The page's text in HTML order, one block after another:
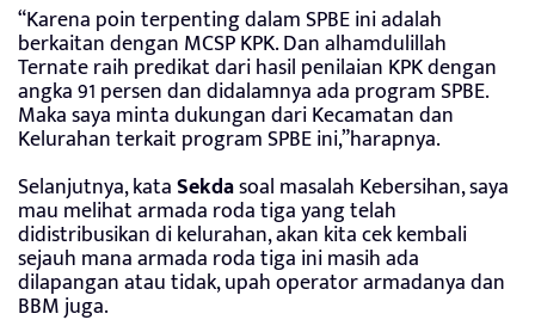
“Karena poin terpenting dalam SPBE ini adalah
berkaitan dengan MCSP KPK. Dan alhamdulillah
Ternate raih predikat dari hasil penilaian KPK dengan
angka 91 persen dan didalamnya ada program SPBE.
Maka saya minta dukungan dari Kecamatan dan
Kelurahan terkait program SPBE ini,”harapnya.
Selanjutnya, kataSekdasoal masalah Kebersihan, saya
mau melihat armada roda tiga yang telah
didistribusikan di kelurahan, akan kita cek kembali
sejauh mana armada roda tiga ini masih ada
dilapangan atau tidak, upah operator armadanya dan
BBM juga.